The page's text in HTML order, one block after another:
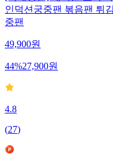
인덕션궁중팬 볶음팬 튀
중팬
49,900원
44%27,900원
4.8
(27)